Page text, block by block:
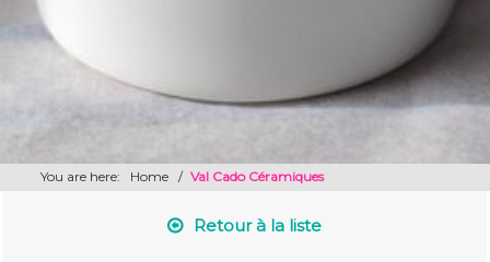
You are here: Home / Val Cado Céramiques
Retour à la liste